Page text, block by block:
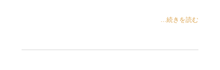
...続きを読む